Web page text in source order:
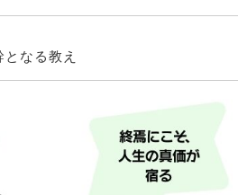
なる教え